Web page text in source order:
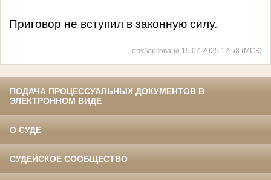
Приговор не вступил в законную силу.
опубликовано 15.07.2025 12:58 (МСК)
ПОДАЧА ПРОЦЕССУАЛЬНЫХ ДОКУМЕНТОВ В
ЭЛЕКТРОННОМ ВИДЕ
О СУДЕ
СУДЕЙСКОЕ СООБЩЕСТВО